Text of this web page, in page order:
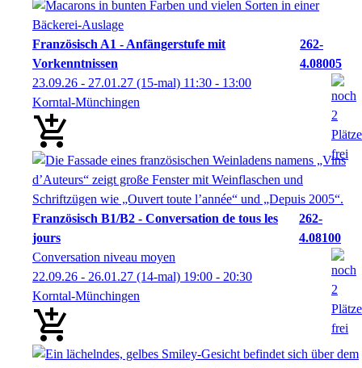
Französisch A1 - Anfängerstufe mit
Vorkenntnissen
262-
4.08005
23.09.26 - 27.01.27 (15-mal) 11:30 - 13:00
Korntal-Münchingen
Französisch B1/B2 - Conversation de tous les
jours
262-
4.08100
Conversation niveau moyen
22.09.26 - 26.01.27 (14-mal) 19:00 - 20:30
Korntal-Münchingen